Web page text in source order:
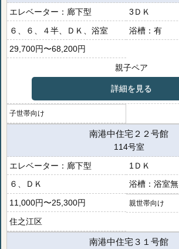
廊下型
3ＤＫ
６、６、４半、ＤＫ、浴室
有
29,700円〜68,200円
親子ペア
詳細を見る
子世帯向け
南港中住宅２２号館
114号室
廊下型
1ＤＫ
６、ＤＫ
浴室無
11,000円〜25,300円
親世帯向け
住之江区
南港中住宅３１号館